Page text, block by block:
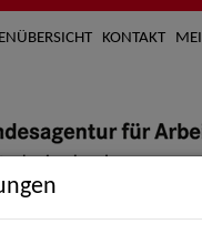
KONTAKT